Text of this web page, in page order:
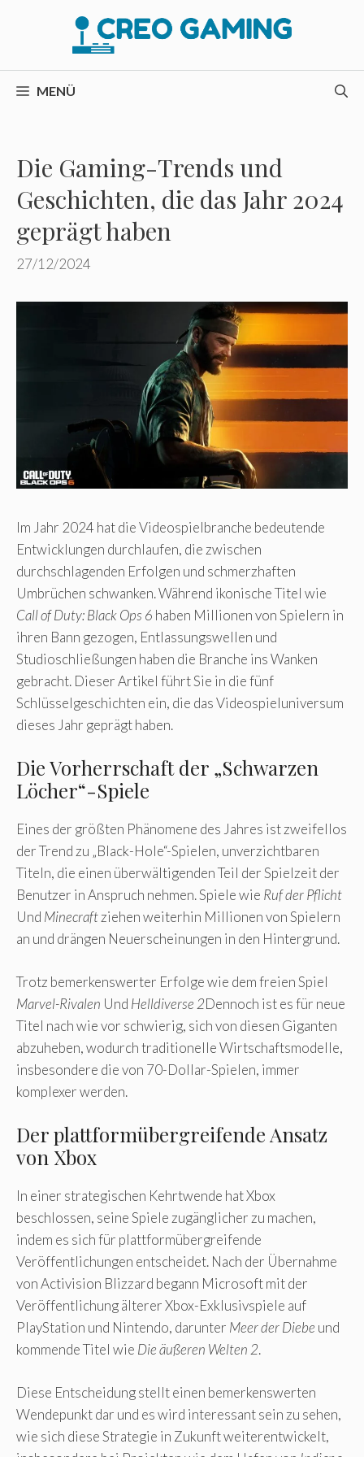
MENÜ
Die Gaming-Trends und
Geschichten, die das Jahr 2024
geprägt haben
27/12/2024
Im Jahr 2024 hat die Videospielbranche bedeutende
Entwicklungen durchlaufen, die zwischen
durchschlagenden Erfolgen und schmerzhaften
Umbrüchen schwanken. Während ikonische Titel wie
Call of Duty: Black Ops 6 haben Millionen von Spielern in
ihren Bann gezogen, Entlassungswellen und
Studioschließungen haben die Branche ins Wanken
gebracht. Dieser Artikel führt Sie in die fünf
Schlüsselgeschichten ein, die das Videospieluniversum
dieses Jahr geprägt haben.
Die Vorherrschaft der „Schwarzen
Löcher“-Spiele
Eines der größten Phänomene des Jahres ist zweifellos
der Trend zu „Black-Hole“-Spielen, unverzichtbaren
Titeln, die einen überwältigenden Teil der Spielzeit der
Benutzer in Anspruch nehmen. Spiele wie Ruf der Pflicht
Und Minecraftziehen weiterhin Millionen von Spielern
an und drängen Neuerscheinungen in den Hintergrund.
Trotz bemerkenswerter Erfolge wie dem freien Spiel
Marvel-Rivalen Und Helldiverse 2Dennoch ist es für neue
Titel nach wie vor schwierig, sich von diesen Giganten
abzuheben, wodurch traditionelle Wirtschaftsmodelle,
insbesondere die von 70-Dollar-Spielen, immer
komplexer werden.
Der plattformübergreifende Ansatz
von Xbox
In einer strategischen Kehrtwende hat Xbox
beschlossen, seine Spiele zugänglicher zu machen,
indem es sich für plattformübergreifende
Veröffentlichungen entscheidet. Nach der Übernahme
von Activision Blizzard begann Microsoft mit der
Veröffentlichung älterer Xbox-Exklusivspiele auf
PlayStation und Nintendo, darunter Meer der Diebe und
kommende Titel wie Die äußeren Welten 2.
Diese Entscheidung stellt einen bemerkenswerten
Wendepunkt dar und es wird interessant sein zu sehen,
wie sich diese Strategie in Zukunft weiterentwickelt,